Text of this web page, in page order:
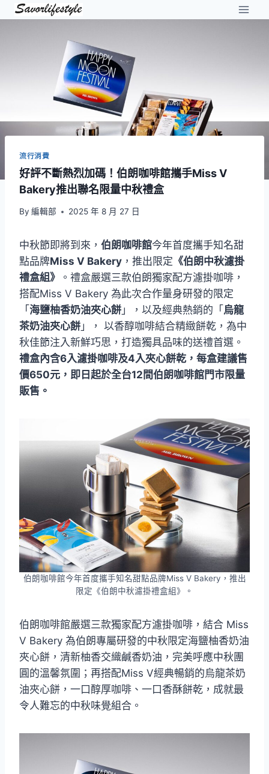
Skip
流行消費
好評不斷熱烈加碼！伯朗咖啡館攜手Miss V
Bakery推出聯名限量中秋禮盒
By 編輯部 2025 年 8 月 27 日
中秋節即將到來， 伯朗咖啡館今年首度攜手知名甜
點品牌Miss V Bakery ，推出限定 《伯朗中秋濾掛
禮盒組》
。禮盒嚴選三款伯朗獨家配方濾掛咖啡，
搭配Miss V Bakery 為此次合作量身研發的限定
「 海鹽柚香奶油夾心餅 」，以及經典熱銷的「 烏龍
茶奶油夾心餅 」， 以香醇咖啡結合精緻餅乾，為中
秋佳節注入新鮮巧思，打造獨具品味的送禮首選。
禮盒內含6入濾掛咖啡及4入夾心餅乾，每盒建議售
價650元，即日起於全台12間伯朗咖啡館門市限量
販售。
伯朗咖啡館今年首度攜手知名甜點品牌Miss V Bakery，推出
限定《伯朗中秋濾掛禮盒組》。
伯朗咖啡館嚴選三款獨家配方濾掛咖啡，結合 Miss
V Bakery 為伯朗專屬研發的中秋限定海鹽柚香奶油
夾心餅，清新柚香交織鹹香奶油，完美呼應中秋團
圓的溫馨氛圍；再搭配Miss V經典暢銷的烏龍茶奶
油夾心餅，一口醇厚咖啡、一口香酥餅乾，成就最
令人難忘的中秋味覺組合。